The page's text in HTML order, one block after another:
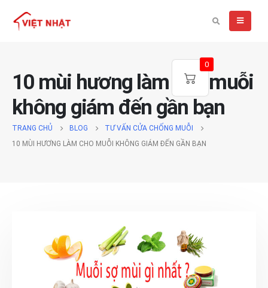
10 mùi hương làm cho muỗi
không giám đến gần bạn
TRANG CHỦ BLOG
TƯ VẤN CỬA CHỐNG MUỖI
10 MÙI HƯƠNG LÀM CHO MUỖI KHÔNG GIÁM ĐẾN GẦN BẠN
0